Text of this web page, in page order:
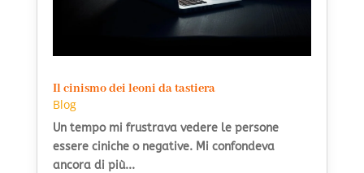
Il cinismo dei leoni da tastiera
Blog
Un tempo mi frustrava vedere le persone
essere ciniche o negative. Mi confondeva
ancora di più...